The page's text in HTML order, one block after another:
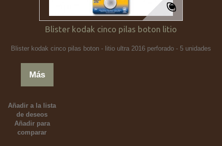
Blister kodak cinco pilas boton litio
Blister kodak cinco pilas boton - litio ultra 2016 perforado - 5 unidades
Más
Añadir a la lista
de deseos
Añadir para
comparar